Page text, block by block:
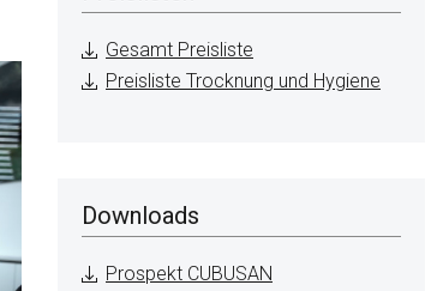
Gesamt Preisliste
Preisliste Trocknung und Hygiene
Downloads
Prospekt CUBUSAN